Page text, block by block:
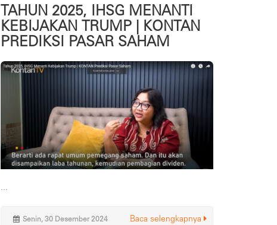
TAHUN 2025, IHSG MENANTI
KEBIJAKAN TRUMP | KONTAN
PREDIKSI PASAR SAHAM
...
Senin, 30 Desember 2024 Baca selengkapnya